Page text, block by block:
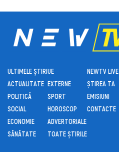
ULTIMELE ȘTIRI
ACTUALITATE
POLITICĂ
SOCIAL
ECONOMIE
SĂNĂTATE
UE
EXTERNE
SPORT
HOROSCOP
ADVERTORIALE
TOATE ȘTIRILE
NEWTV LIVE
ȘTIREA TA
EMISIUNI
CONTACTE